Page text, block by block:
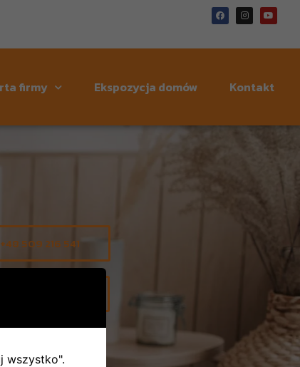
firmy Ekspozycja domów Kontakt
+48 509 216 541
wszystko".